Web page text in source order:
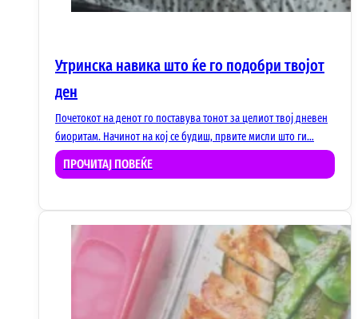
Утринска навика што ќе го подобри твојот
ден
Почетокот на денот го поставува тонот за целиот твој дневен
биоритам. Начинот на кој се будиш, првите мисли што ги…
ПРОЧИТАЈ ПОВЕЌЕ